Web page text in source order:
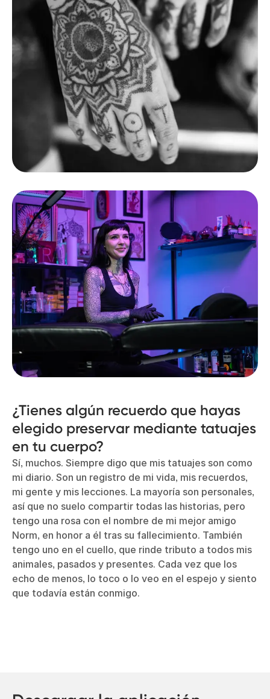
¿Tienes algún recuerdo que hayas
elegido preservar mediante tatuajes
en tu cuerpo?
Sí, muchos. Siempre digo que mis tatuajes son como
mi diario. Son un registro de mi vida, mis recuerdos,
mi gente y mis lecciones. La mayoría son personales,
así que no suelo compartir todas las historias, pero
tengo una rosa con el nombre de mi mejor amigo
Norm, en honor a él tras su fallecimiento. También
tengo uno en el cuello, que rinde tributo a todos mis
animales, pasados y presentes. Cada vez que los
echo de menos, lo toco o lo veo en el espejo y siento
que todavía están conmigo.